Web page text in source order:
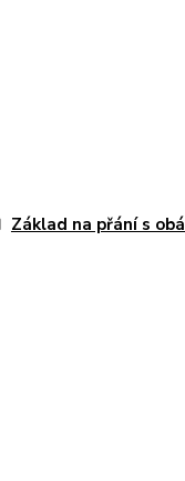
Základ na přání s